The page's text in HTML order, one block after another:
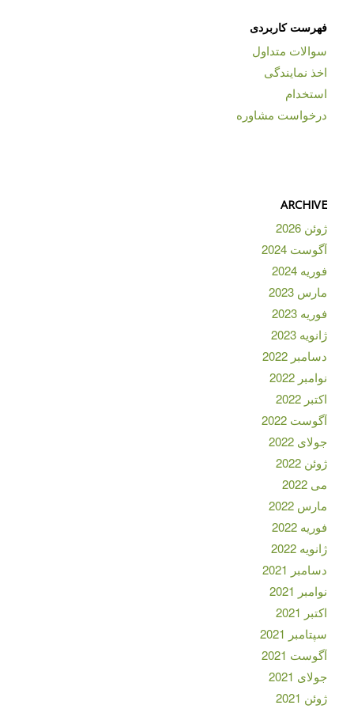
فهرست کاربردی
سوالات متداول
اخذ نمایندگی
استخدام
درخواست مشاوره
ARCHIVE
ژوئن 2026
آگوست 2024
فوریه 2024
مارس 2023
فوریه 2023
ژانویه 2023
دسامبر 2022
نوامبر 2022
اکتبر 2022
آگوست 2022
جولای 2022
ژوئن 2022
می 2022
مارس 2022
فوریه 2022
ژانویه 2022
دسامبر 2021
نوامبر 2021
اکتبر 2021
سپتامبر 2021
آگوست 2021
جولای 2021
ژوئن 2021